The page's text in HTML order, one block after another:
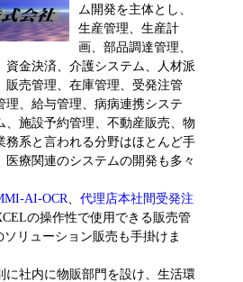
ム開発を主体とし、
生産管理、生産計
画、部品調達管理、
資金決済、介護システム、人材派
販売管理、在庫管理、受発注管
理、給与管理、病病連携システ
、施設予約管理、不動産販売、物
系と言われる分野はほとんど手
医療関連のシステムの開発も多々
AI-OCR、 代理店本社間受発注
の操作性で使用できる販売管
ソリューション販売も手掛けま
に社内に物販部門を設け、生活環